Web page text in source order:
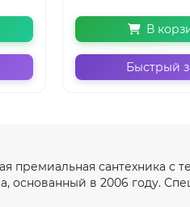
В
Быстрый
премиальная сантехника с
основанный в 2006 году.